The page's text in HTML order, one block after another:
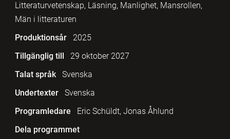
Litteraturvetenskap, Läsning, Manlighet, Mansrollen,
Män i litteraturen
Produktionsår
2025
Tillgänglig till
29 oktober 2027
Talat språk
Svenska
Undertexter
Svenska
Programledare
Eric Schüldt, Jonas Åhlund
Dela programmet